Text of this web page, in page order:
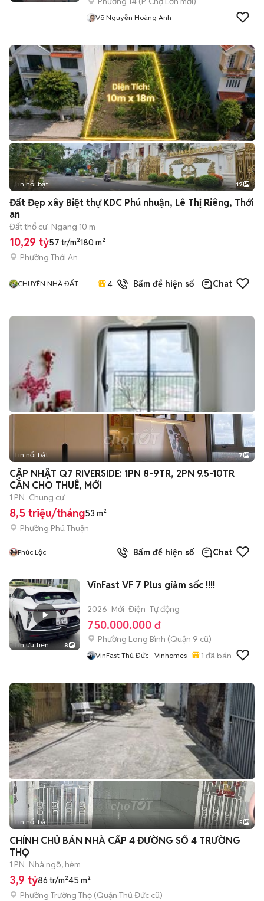
Võ Nguyễn Hoàng Anh
+2
Tin nổi bật 12
Đất Đẹp xây Biệt thự KDC Phú nhuận, Lê Thị Riêng, Thới
an
Đất thổ cư Ngang 10 m
10,29 tỷ57 tr/m²180 m²
Phường Thới An
CHUYÊN NHÀ ĐẤT
4.9
17
đã
bán
Bấm để hiện số Chat
+2
Tin nổi bật 7
CẬP NHẬT Q7 RIVERSIDE: 1PN 8-9TR, 2PN 9.5-10TR
CẦN CHO THUÊ, MỚI
1 PN Chung cư
8,5 triệu/tháng53 m²
Phường Phú Thuận
Phúc Lộc Bấm để hiện số Chat
Tin ưu tiên 8
VinFast VF 7 Plus giảm sốc !!!!
2026 Mới Điện Tự động
750.000.000 đ
Phường Long Bình (Quận 9 cũ)
VinFast Thủ Đức - Vinhomes 1 đã bán
Tin nổi bật 5
CHÍNH CHỦ BÁN NHÀ CẤP 4 ĐƯỜNG SỐ 4 TRƯỜNG
THỌ
1 PN Nhà ngõ, hẻm
3,9 tỷ86 tr/m²45 m²
Phường Trường Thọ (Quận Thủ Đức cũ)